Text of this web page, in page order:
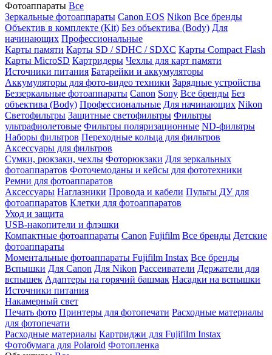
Фотоаппараты Все
Зеркальные фотоаппараты Canon EOS Nikon Все бренды
Объектив в комплекте (Kit) Без объектива (Body) Для
начинающих Профессиональные
Карты памяти Карты SD / SDHC / SDXC Карты Compact Flash
Карты MicroSD Картридеры Чехлы для карт памяти
Источники питания Батарейки и аккумуляторы
Аккумуляторы для фото-видео техники Зарядные устройства
Беззеркальные фотоаппараты Canon Sony Все бренды Без
объектива (Body) Профессиональные Для начинающих Nikon
Светофильтры Защитные светофильтры Фильтры
ультрафиолетовые Фильтры поляризационные ND-фильтры
Наборы фильтров Переходные кольца для фильтров
Аксессуары для фильтров
Сумки, рюкзаки, чехлы Фоторюкзаки Для зеркальных
фотоаппаратов Фоточемоданы и кейсы для фототехники
Ремни для фотоаппаратов
Аксессуары Наглазники Провода и кабели Пульты ДУ для
фотоаппаратов Клетки для фотоаппаратов
Уход и защита
USB-накопители и флэшки
Компактные фотоаппараты Canon Fujifilm Все бренды Детские
фотоаппараты
Моментальные фотоаппараты Fujifilm Instax Все бренды
Вспышки Для Canon Для Nikon Рассеиватели Держатели для
вспышек Адаптеры на горячий башмак Насадки на вспышки
Источники питания
Накамерный свет
Печать фото Принтеры для фотопечати Расходные материалы
для фотопечати
Расходные материалы Картриджи для Fujifilm Instax
Фотобумага для Polaroid Фотопленка